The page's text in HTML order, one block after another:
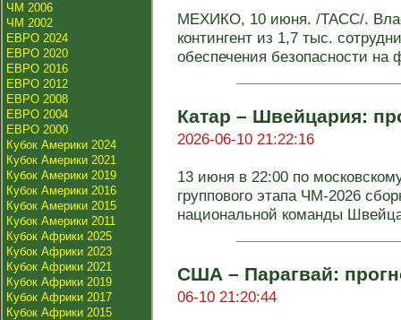
ЧМ 2006
ЧМ 2002
ЕВРО 2024
ЕВРО 2020
ЕВРО 2016
ЕВРО 2012
ЕВРО 2008
ЕВРО 2004
ЕВРО 2000
Кубок Америки 2024
Кубок Америки 2021
Кубок Америки 2019
Кубок Америки 2016
Кубок Америки 2015
Кубок Америки 2011
Кубок Африки 2025
Кубок Африки 2023
Кубок Африки 2021
Кубок Африки 2019
Кубок Африки 2017
Кубок Африки 2015
МЕХИКО, 10 июня. /ТАСС/.
контингент из 1,7 тыс.
обеспечения безопасности
Катар – Швейцария:
2026-06-10 21:22:16
13 июня в 22:00 по
группового этапа ЧМ-2026
национальной команды
США – Парагвай:
06-10 21:20:44